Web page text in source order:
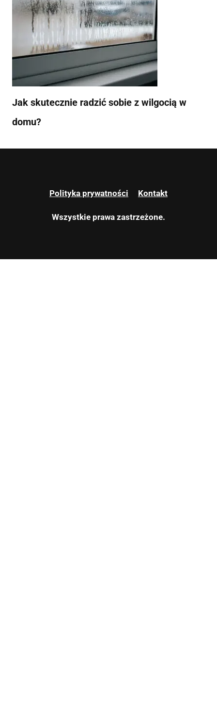
Jak skutecznie radzić sobie z wilgocią w
domu?
Polityka prywatności Kontakt
Wszystkie prawa zastrzeżone.